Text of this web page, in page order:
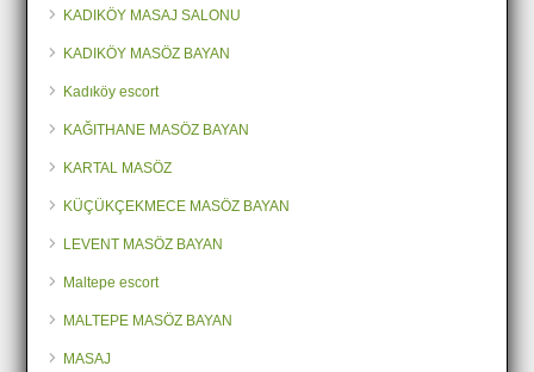
KADIKÖY MASAJ SALONU
KADIKÖY MASÖZ BAYAN
Kadıköy escort
KAĞITHANE MASÖZ BAYAN
KARTAL MASÖZ
KÜÇÜKÇEKMECE MASÖZ BAYAN
LEVENT MASÖZ BAYAN
Maltepe escort
MALTEPE MASÖZ BAYAN
MASAJ